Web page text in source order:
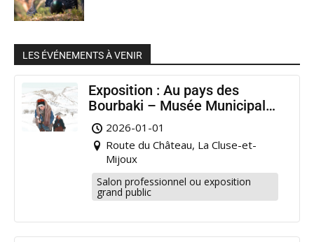
LES ÉVÉNEMENTS À VENIR
Exposition : Au pays des
Bourbaki – Musée Municipal
Pontarlier
2026-01-01
Route du Château, La Cluse-et-
Mijoux
Salon professionnel ou exposition
grand public